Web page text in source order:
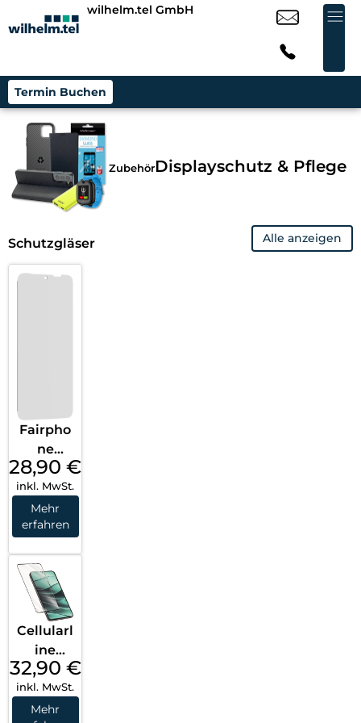
wilhelm.tel GmbH
Termin Buchen
ZubehörDisplayschutz & Pflege
Schutzgläser Alle anzeigen
Fairpho
ne
Screen
Protect
or with
Blue
Filter
Fairpho
ne 5
Transpa
rent
28,90 €
inkl. MwSt.
Mehr
erfahren
Cellularl
ine
Impact
Glass
Capsule
32,90 €
inkl. MwSt.
Mehr